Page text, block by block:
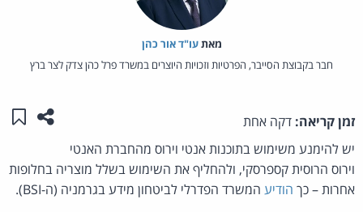
מאת‏עו"ד אור כהן
חבר בקבוצת הסייבר, הפרטיות וזכויות היוצרים במשרד פרל כהן צדק לצר ברץ
זמן קריאה: דקה אחת שתפו
יש להימנע משימוש בתוכנות אנטי וירוס מהחברת האנטי
וירוס הרוסית קספרסקי, ולהחליף את השימוש בשלל מוצריה בחלופות
אחרות – כך הודיע המשרד הפדרלי לביטחון מידע בגרמניה (ה-BSI).